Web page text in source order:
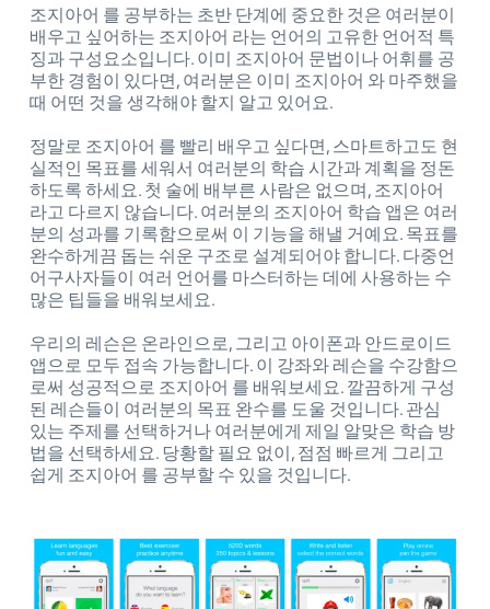
조지아어 를 공부하는 초반 단계에 중요한 것은 여러분이
배우고 싶어하는 조지아어 라는 언어의 고유한 언어적 특
징과 구성요소입니다. 이미 조지아어 문법이나 어휘를 공
부한 경험이 있다면, 여러분은 이미 조지아어 와 마주했을
때 어떤 것을 생각해야 할지 알고 있어요.
정말로 조지아어 를 빨리 배우고 싶다면, 스마트하고도 현
실적인 목표를 세워서 여러분의 학습 시간과 계획을 정돈
하도록 하세요. 첫 술에 배부른 사람은 없으며, 조지아어
라고 다르지 않습니다. 여러분의 조지아어 학습 앱은 여러
분의 성과를 기록함으로써 이 기능을 해낼 거예요. 목표를
완수하게끔 돕는 쉬운 구조로 설계되어야 합니다. 다중언
어구사자들이 여러 언어를 마스터하는 데에 사용하는 수
많은 팁들을 배워보세요.
우리의 레슨은 온라인으로, 그리고 아이폰과 안드로이드
앱으로 모두 접속 가능합니다. 이 강좌와 레슨을 수강함으
로써 성공적으로 조지아어 를 배워보세요. 깔끔하게 구성
된 레슨들이 여러분의 목표 완수를 도울 것입니다. 관심
있는 주제를 선택하거나 여러분에게 제일 알맞은 학습 방
법을 선택하세요. 당황할 필요 없이, 점점 빠르게 그리고
쉽게 조지아어 를 공부할 수 있을 것입니다.